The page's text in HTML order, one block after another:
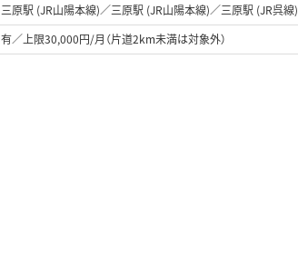
三原駅 (JR山陽本線)／三原駅 (JR山陽本線)／三原駅 (JR呉線)
有／上限30,000円/月（片道2km未満は対象外）